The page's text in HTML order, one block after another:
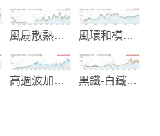
風扇散熱系統 風環和模頭製造
高週波加熱設備 黑鐵-白鐵螺絲和複合螺絲